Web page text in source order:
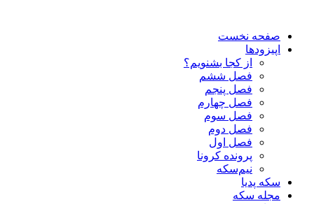
صفحه نخست
اپیزودها
از کجا بشنویم؟
فصل ششم
فصل پنجم
فصل چهارم
فصل سوم
فصل دوم
فصل اول
پرونده کرونا
نیم‌سکه
سکه پدیا
مجله سکه